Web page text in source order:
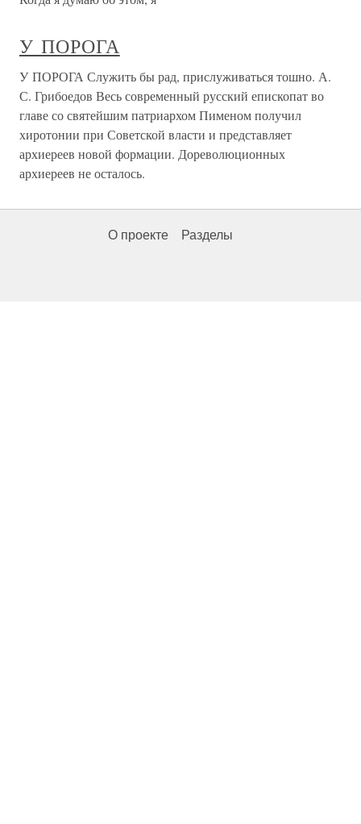
У ПОРОГА
У ПОРОГА Служить бы рад, прислуживаться тошно. А.
С. Грибоедов Весь современный русский епископат во
главе со святейшим патриархом Пименом получил
хиротонии при Советской власти и представляет
архиереев новой формации. Дореволюционных
архиереев не осталось.
О проекте Разделы